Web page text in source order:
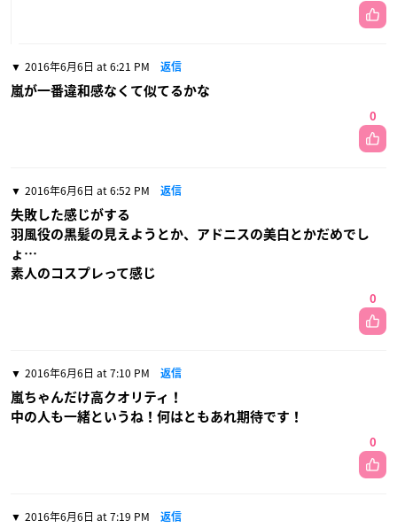
2016年6月6日 at 6:21 PM 返信
嵐が一番違和感なくて似てるかな
0
2016年6月6日 at 6:52 PM 返信
失敗した感じがする
羽風役の黒髪の見えようとか、アドニスの美白とかだめでし
ょ…
素人のコスプレって感じ
0
2016年6月6日 at 7:10 PM 返信
嵐ちゃんだけ高クオリティ！
中の人も一緒というね！何はともあれ期待です！
0
2016年6月6日 at 7:19 PM 返信